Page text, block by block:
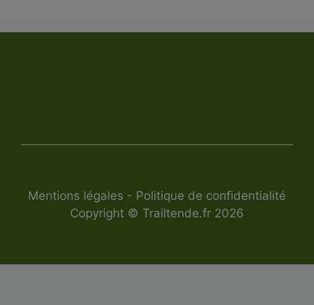
Copyright © Trailtende.fr 2026
Mentions légales - Politique de confidentialité